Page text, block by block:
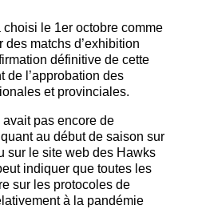
le 1er octobre comme
matchs d’exhibition
définitive de cette
de l’approbation des
et provinciales.
avait pas encore de
au début de saison sur
sur le site web des Hawks
indiquer que toutes les
sur les protocoles de
à la pandémie